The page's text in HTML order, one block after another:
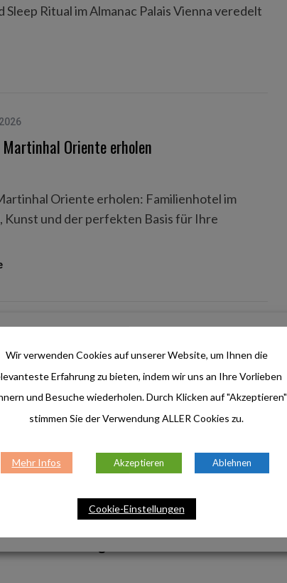
Ritual im Almanac Palais Vienna veredelt
Oriente erholen
Oriente erholen: Familienhotel im
Kunst und der perfekten Basis für Ihre
Das Hotel Lamm in Kastelruth
Exzellenz, moderne Architektur und
trifft Bergsommer
Wir verwenden Cookies auf unserer Website, um Ihnen die
Erfahrung zu bieten, indem wir uns an Ihre Vorlieben
und Besuche wiederholen. Durch Klicken auf "Akzeptieren"
stimmen Sie der Verwendung ALLER Cookies zu.
Mehr Infos Akzeptieren Ablehnen
Cookie-Einstellungen